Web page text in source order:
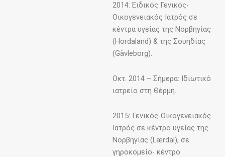
2014: Ειδικός Γενικός-
Οικογενειακός Ιατρός σε
κέντρα υγείας της Νορβηγίας
(Hordaland) & της Σουηδίας
(Gävleborg).
Οκτ. 2014 – Σήμερα: Ιδιωτικό
ιατρείο στη Θέρμη.
2015: Γενικός-Οικογενειακός
Ιατρός σε κέντρο υγείας της
Νορβηγίας (Lærdal), σε
γηροκομείο- κέντρο